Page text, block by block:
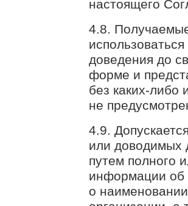
настоящего
4.8.
доведения до
форме и
без каких-либо
не
4.9.
или доводимых
путем полного
информации об
о